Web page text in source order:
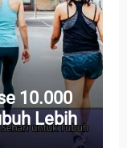
10.000
Lebih